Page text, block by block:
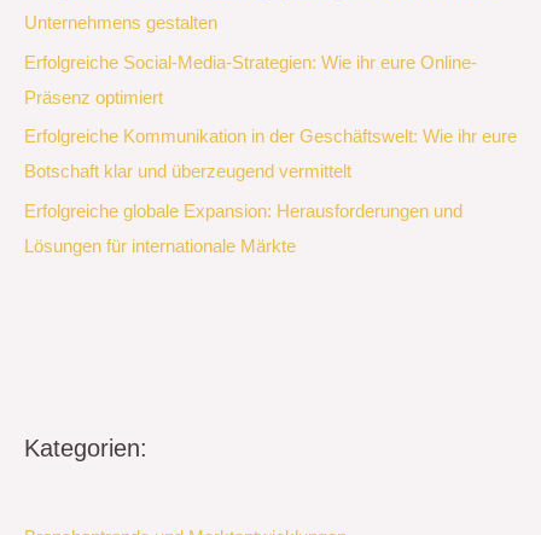
Unternehmens gestalten
Erfolgreiche Social-Media-Strategien: Wie ihr eure Online-
Präsenz optimiert
Erfolgreiche Kommunikation in der Geschäftswelt: Wie ihr eure
Botschaft klar und überzeugend vermittelt
Erfolgreiche globale Expansion: Herausforderungen und
Lösungen für internationale Märkte
Kategorien: